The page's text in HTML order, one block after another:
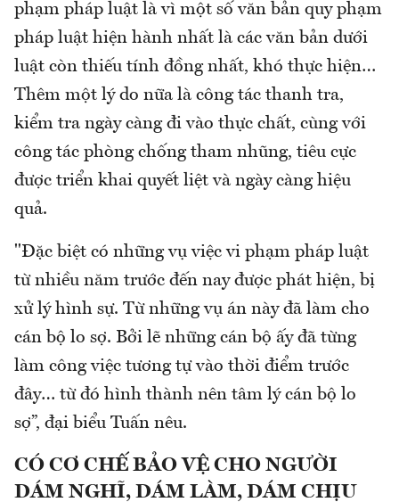
phạm pháp luật là vì một số văn bản quy phạm
pháp luật hiện hành nhất là các văn bản dưới
luật còn thiếu tính đồng nhất, khó thực hiện…
Thêm một lý do nữa là công tác thanh tra,
kiểm tra ngày càng đi vào thực chất, cùng với
công tác phòng chống tham nhũng, tiêu cực
được triển khai quyết liệt và ngày càng hiệu
quả.
"Đặc biệt có những vụ việc vi phạm pháp luật
từ nhiều năm trước đến nay được phát hiện, bị
xử lý hình sự. Từ những vụ án này đã làm cho
cán bộ lo sợ. Bởi lẽ những cán bộ ấy đã từng
làm công việc tương tự vào thời điểm trước
đây… từ đó hình thành nên tâm lý cán bộ lo
sợ”, đại biểu Tuấn nêu.
CÓ CƠ CHẾ BẢO VỆ CHO NGƯỜI
DÁM NGHĨ, DÁM LÀM, DÁM CHỊU